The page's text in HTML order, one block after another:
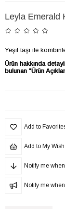
Leyla Emerald
Yeşil taşı ile
Ürün hakkında
bulunan "Ürün
Add to
Add to My
Notify me
Notify me